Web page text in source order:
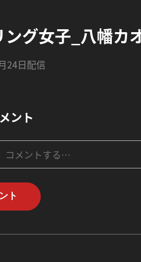
ング女子_八幡カ
24日配信
ント
ト